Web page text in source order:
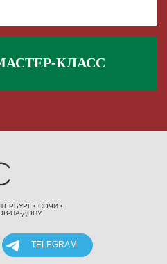
TELEGRAM
• СОЧИ •
НА-ДОНУ